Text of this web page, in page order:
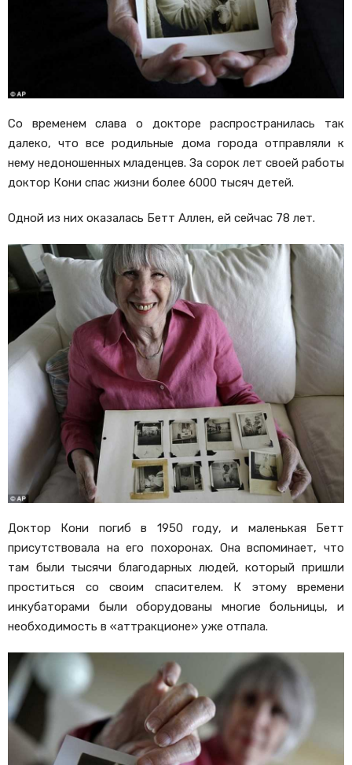
Со временем слава о докторе распространилась так
далеко, что все родильные дома города отправляли к
нему недоношенных младенцев. За сорок лет своей работы
доктор Кони спас жизни более 6000 тысяч детей.
Одной из них оказалась Бетт Аллен, ей сейчас 78 лет.
Доктор Кони погиб в 1950 году, и маленькая Бетт
присутствовала на его похоронах. Она вспоминает, что
там были тысячи благодарных людей, который пришли
проститься со своим спасителем. К этому времени
инкубаторами были оборудованы многие больницы, и
необходимость в «аттракционе» уже отпала.